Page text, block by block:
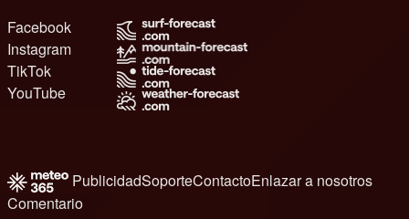
Facebook
Instagram
TikTok
YouTube
PublicidadSoporteContactoEnlazar a nosotros
Comentario